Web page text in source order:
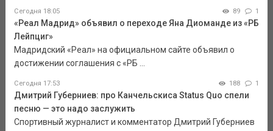
Сегодня 18:05 89 1
«Реал Мадрид» объявил о переходе Яна Диоманде из «РБ
Лейпциг»
Мадридский «Реал» на официальном сайте объявил о
достижении соглашения с «РБ ...
Сегодня 17:53 188 1
Дмитрий Губерниев: про Канчельскиса Status Quo спели
песню — это надо заслужить
Спортивный журналист и комментатор Дмитрий Губерниев